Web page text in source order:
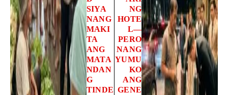
SIYA
NANG
MAKI
TA
ANG
MATA
NDAN
G
TINDE
NG
HOTE
L—
PERO
NANG
YUMU
KO
ANG
GENE